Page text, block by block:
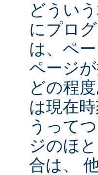
どうい
にプロ
は、ペ
ページ
どの程
は現在
うって
ジのほ
合は、